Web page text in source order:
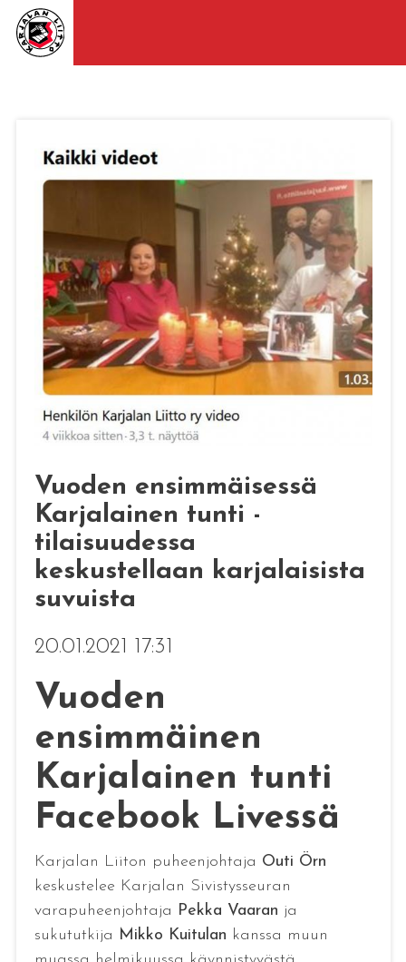
Vuoden ensimmäisessä
Karjalainen tunti -
tilaisuudessa
keskustellaan karjalaisista
suvuista
20.01.2021 17:31
Vuoden
ensimmäinen
Karjalainen tunti
Facebook Livessä
Karjalan Liiton puheenjohtaja Outi Örn
keskustelee Karjalan Sivistysseuran
varapuheenjohtaja Pekka Vaaran ja
sukututkija Mikko Kuitulan kanssa muun